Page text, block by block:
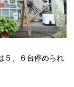
５、６台停められ